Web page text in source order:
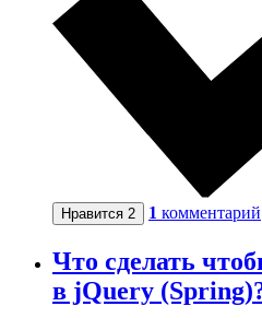
Нравится 2 1 комментарий
Что сделать
в jQuery